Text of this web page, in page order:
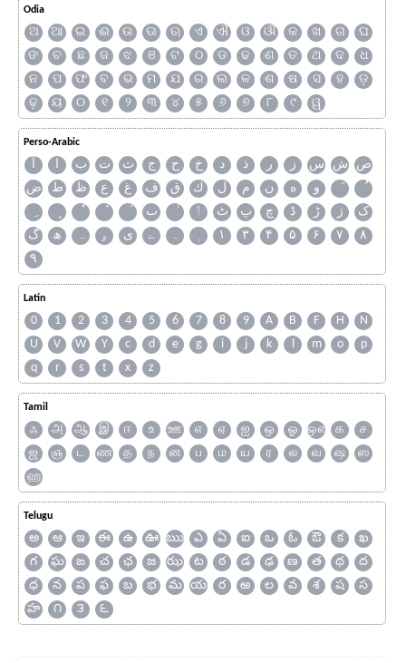
Odia
ଅ ଆ ଇ ଈ ଉ ଊ ଋ ଏ ଐ ଓ ଔ କ ଖ ଗ
ଘ
ଙ
ଚ ଛ ଜ ଝ ଞ ଟ ଠ ଡ ଢ ଣ ତ ଥ ଦ
ଧ
ନ
ପ ଫ ବ ଭ ମ ଯ ର ଲ ଳ ଶ ଷ ସ ହ
ଡ଼
ଢ଼
ୟ ୦ ୧ ୨ ୩ ୪ ୫ ୬ ୭ ୮ ୯ ୱ
Perso-Arabic
آ ا ب ت ث ج ح خ د ذ ر ز س ش ص
ض
ط ظ ع غ ف ق ك ل م ن ه
و
ٮ
ٲ ٹ پ چ ڈ ڑ ژ
ک
گ
ھ ہ ۄ ی ے ۔ ۱ ۳ ۴ ۵ ۶ ۷
۸
۹
Latin
0 1 2 3 4 5 6 7 8 9 A B F H
N
U
V W Y c d e g i j k l m o
p
q
r s t x z
Tamil
ஃ அ ஆ இ ஈ உ ஊ எ ஏ ஐ ஒ ஓ ஔ க
ச
ஜ
ஞ ட ண த ந ன ப ம ய ர ல வ ஷ
ஸ
ஹ
Telugu
అ ఆ ఇ ఈ ఉ ఊ ఋ ఎ ఏ ఐ ఒ ఓ ఔ క
ఖ
గ
ఘ ఙ చ ఛ జ ఝ ట ఠ డ ఢ ణ త థ
ద
ధ
న ప ఫ బ భ మ య ర ఱ ల వ శ ష
స
హ
౧ ౩ ౬